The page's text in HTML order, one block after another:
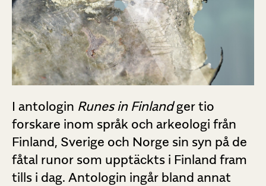
I antologin Runes in Finlandger tio
forskare inom språk och arkeologi från
Finland, Sverige och Norge sin syn på de
fåtal runor som upptäckts i Finland fram
tills i dag. Antologin ingår bland annat